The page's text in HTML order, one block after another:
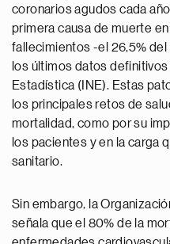
coronarios agudos cada
primera causa de muerte
fallecimientos -el 26,5%
los últimos datos
Estadística (INE). Estas
los principales retos de
mortalidad, como por su
los pacientes y en la carga
sanitario.
Sin embargo, la
señala que el 80% de la